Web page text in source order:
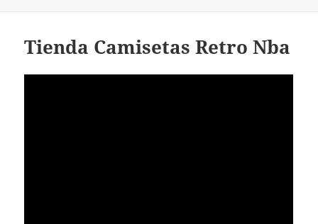
Tienda Camisetas Retro Nba